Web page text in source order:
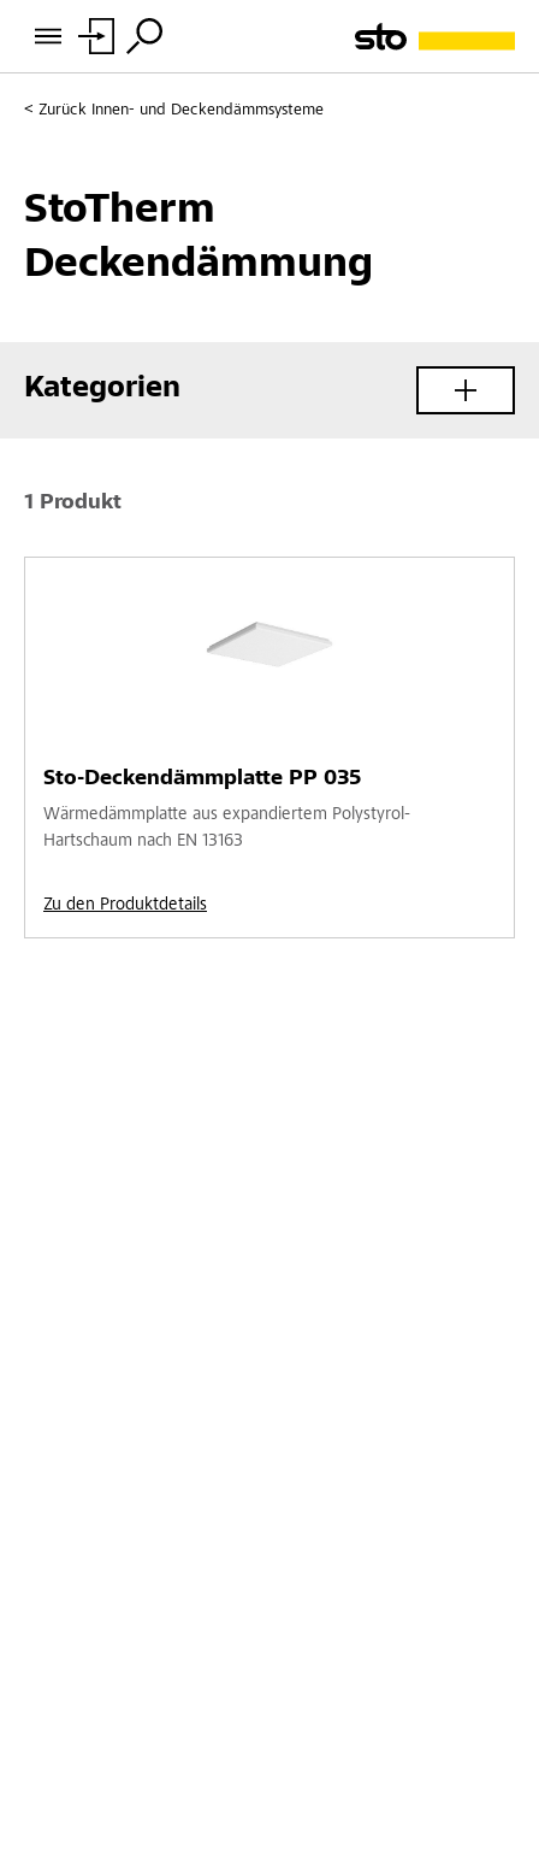
Zurück Innen- und Deckendämmsysteme
StoTherm
Deckendämmung
Kategorien
1 Produkt
Sto-Deckendämmplatte PP 035
Wärmedämmplatte aus expandiertem Polystyrol-
Hartschaum nach EN 13163
Zu den Produktdetails